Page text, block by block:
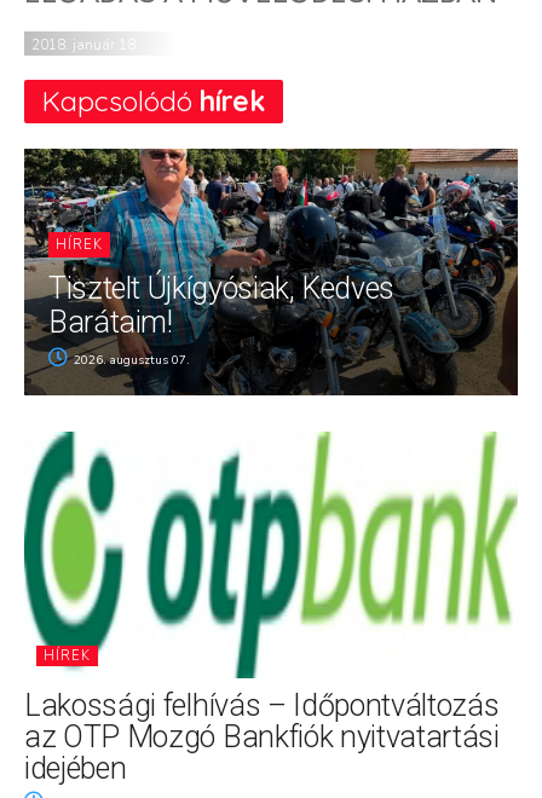
2018. január 18.
Kapcsolódó hírek
HÍREK
Tisztelt Újkígyósiak, Kedves
Barátaim!
2026. augusztus 07.
HÍREK
Lakossági felhívás – Időpontváltozás
az OTP Mozgó Bankfiók nyitvatartási
idejében